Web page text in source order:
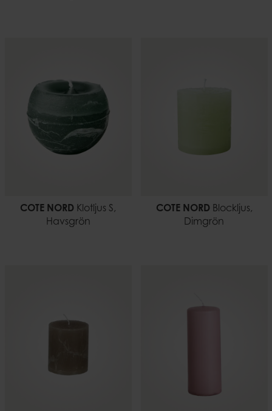
COTE NORD Klotljus S,
Havsgrön
COTE NORD Blockljus,
Dimgrön